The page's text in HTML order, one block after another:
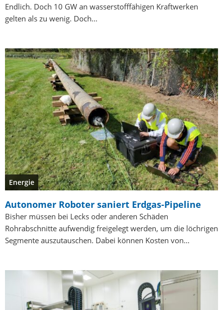
Endlich. Doch 10 GW an wasserstofffähigen Kraftwerken
gelten als zu wenig. Doch…
Energie
Autonomer Roboter saniert Erdgas-Pipeline
Bisher müssen bei Lecks oder anderen Schäden
Rohrabschnitte aufwendig freigelegt werden, um die löchrigen
Segmente auszutauschen. Dabei können Kosten von…